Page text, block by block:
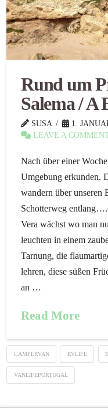
Rund um
Salema / A
SUSA 1.
LEAVE A
Nach über einer
Umgebung erkunden.
wandern über unseren
Schotterweg
Vera wächst wo man
leuchten in einem
Tarnung, die
lehren, diese süßen
an …
Read More
CAMPERVAN RVLIFE
VANLIFEPORTUGAL